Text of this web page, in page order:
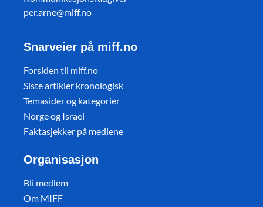
per.arne@miff.no
Snarveier på miff.no
Forsiden til miff.no
Siste artikler kronologisk
Temasider og kategorier
Norge og Israel
Faktasjekker på mediene
Organisasjon
Bli medlem
Om MIFF